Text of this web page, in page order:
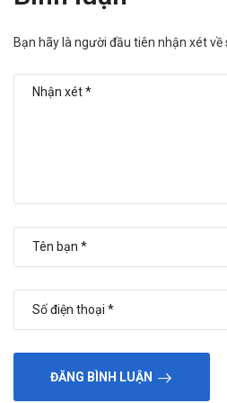
Đối với phụ nữ đang mang thai:
cân nhắc sử dụng cho phụ nữ
chức năng, do thuốc hầu như
đáng kể. Tuy nhiên, việc sử
máu rất thấp và khó bài tiết qua
dụng, người mẹ cần theo dõi
cả mẹ và trẻ để kịp thời điều
đâu uy tín?
,
chất lượng, bạn hãy liên hệ trực
Bạn hãy là người đầu tiên nhận xét
ĐĂNG BÌNH LUẬN